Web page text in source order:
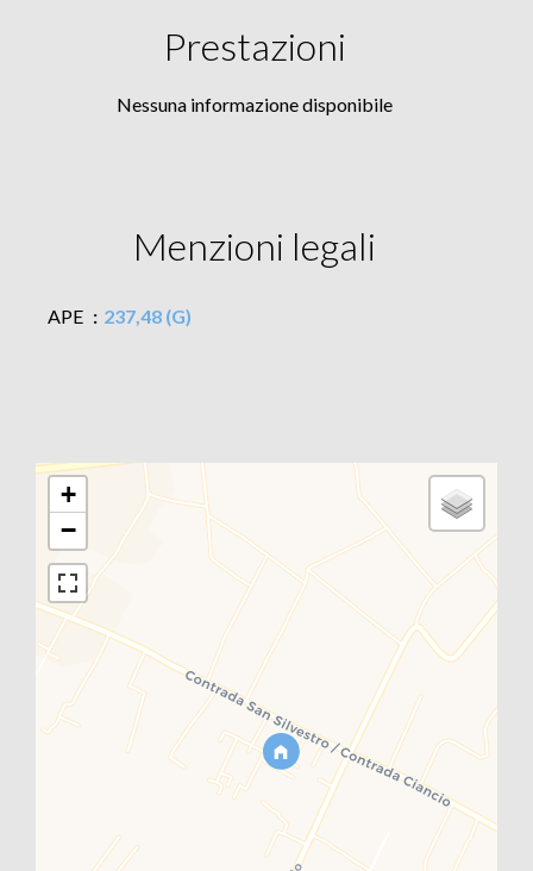
Prestazioni
Nessuna informazione disponibile
Menzioni legali
APE 237,48 (G)
+
−